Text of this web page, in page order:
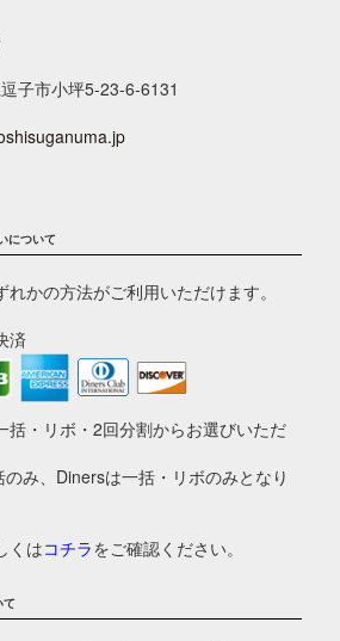
子市小坪5-23-6-6131
について
かの方法がご利用いただけます。
済
括・リボ・2回分割からお選びいただ
のみ、Dinersは一括・リボのみとなり
くはコチラをご確認ください。
て